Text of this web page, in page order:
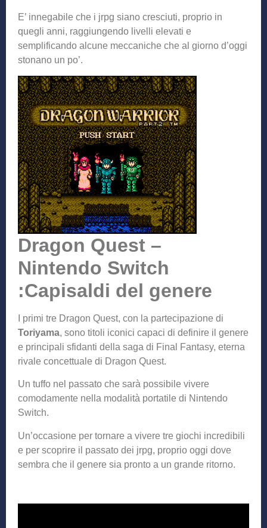
E’ innegabile che i jrpg siano cresciuti, proprio in
quegli anni, raggiungendo livelli elevati e
semplificando alcune meccaniche che al giorno d’oggi
stonano un po’.
Dragon Quest –
Nintendo Switch
:Capisaldi del genere
I primi tre Dragon Quest, con la partecipazione di
Toriyama, sono titoli iconici capaci di definire il genere
e principali sfidanti della saga di Final Fantasy, eterna
rivale concettuale di Dragon Quest.
Un tuffo nel passato che sarà possibile vivere
comodamente nella modalità portatile di Nintendo
Switch.
Un’occasione per tornare a vivere tre giochi incredibili
e per scoprire il passato dei jrpg, proprio oggi dove
sembra che il genere sia pronto a un grande ritorno.